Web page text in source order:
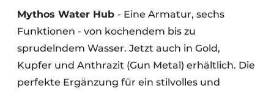
Mythos Water Hub - Eine Armatur, sechs
Funktionen - von kochendem bis zu
sprudelndem Wasser. Jetzt auch in Gold,
Kupfer und Anthrazit (Gun Metal) erhältlich. Die
perfekte Ergänzung für ein stilvolles und